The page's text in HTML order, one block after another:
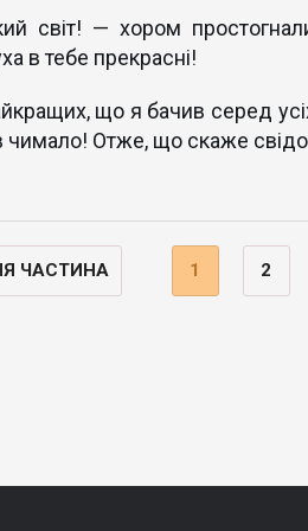
світ! — хором
в тебе прекрасні!
що я бачив серед
чимало! Отже, що скаже
ЧАСТИНА 1 2